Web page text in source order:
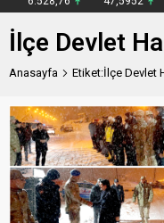
İlçe Devlet
Anasayfa Etiket:İlçe Devlet